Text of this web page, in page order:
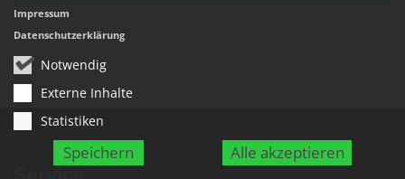
Notwendig
Externe Inhalte
Statistiken
Speichern Alle akzeptieren
Impressum
Datenschutzerklärung